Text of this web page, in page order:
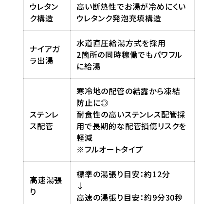
ウレタン
ク構造
高い断熱性でお湯が冷めにくい
ウレタンク発泡充填構造
ナイアガ
ラ出湯
水道直圧給湯方式を採用
2箇所の同時稼働でもパワフル
に給湯
ステンレ
ス配管
寒冷地の配管の結露から凍結
防止に◎
耐食性の高いステンレス配管採
用で長期的な配管損傷リスクを
軽減
※フルオートタイプ
高速湯張
り
標準の湯張り目安：約12分
↓
高速の湯張り目安：約9分30秒